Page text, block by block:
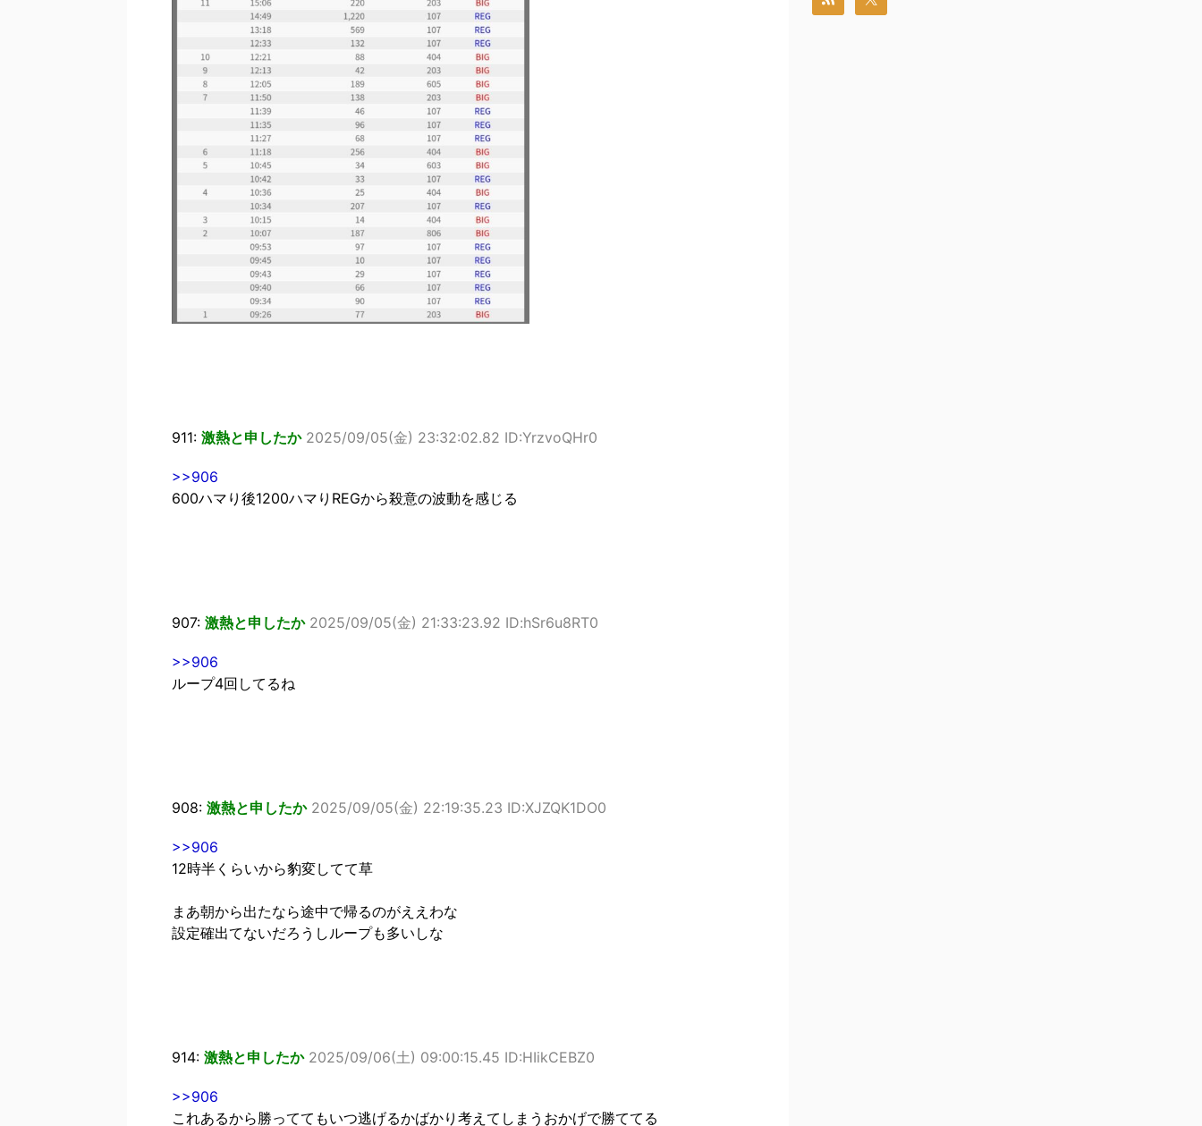
911: 激熱と申したか 2025/09/05(金) 23:32:02.82 ID:YrzvoQHr0
>>906
600ハマり後1200ハマりREGから殺意の波動を感じる
907: 激熱と申したか 2025/09/05(金) 21:33:23.92 ID:hSr6u8RT0
>>906
ループ4回してるね
908: 激熱と申したか 2025/09/05(金) 22:19:35.23 ID:XJZQK1DO0
>>906
12時半くらいから豹変してて草
まあ朝から出たなら途中で帰るのがええわな
設定確出てないだろうしループも多いしな
914: 激熱と申したか 2025/09/06(土) 09:00:15.45 ID:HIikCEBZ0
>>906
これあるから勝っててもいつ逃げるかばかり考えてしまうおかげで勝ててる